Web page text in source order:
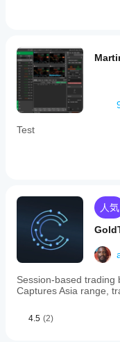
用して
cBotをバ
ックテス
トできま
す。
パフ
ォー
マン
スを
に向
上さ
す
か？
cBot
はデ
フォ
のパ
する
も、
提供
され
ファ
イル
用す
cBot
はす
の口
スを
発揮
しま
か？
パフ
マン
スは
Test
人気
Session-based trading
Captures Asia range,
4.5 (2)